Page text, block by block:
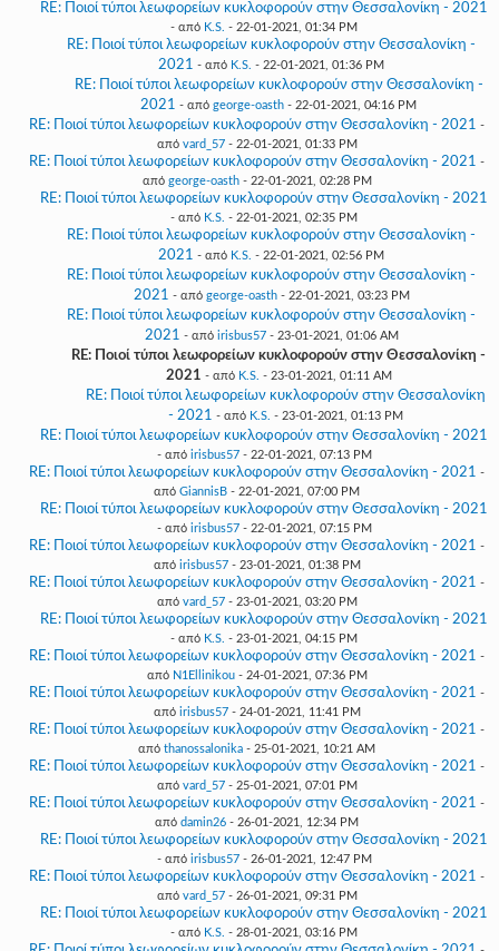
RE: Ποιοί τύποι λεωφορείων κυκλοφορούν στην Θεσσαλονίκη - 2021
- από K.S. - 22-01-2021, 01:34 PM
RE: Ποιοί τύποι λεωφορείων κυκλοφορούν στην Θεσσαλονίκη -
2021 - από K.S. - 22-01-2021, 01:36 PM
RE: Ποιοί τύποι λεωφορείων κυκλοφορούν στην Θεσσαλονίκη -
2021 - από george-oasth - 22-01-2021, 04:16 PM
RE: Ποιοί τύποι λεωφορείων κυκλοφορούν στην Θεσσαλονίκη - 2021 -
από vard_57- 22-01-2021, 01:33 PM
RE: Ποιοί τύποι λεωφορείων κυκλοφορούν στην Θεσσαλονίκη - 2021 -
από george-oasth- 22-01-2021, 02:28 PM
RE: Ποιοί τύποι λεωφορείων κυκλοφορούν στην Θεσσαλονίκη - 2021
- από K.S. - 22-01-2021, 02:35 PM
RE: Ποιοί τύποι λεωφορείων κυκλοφορούν στην Θεσσαλονίκη -
2021 - από K.S. - 22-01-2021, 02:56 PM
RE: Ποιοί τύποι λεωφορείων κυκλοφορούν στην Θεσσαλονίκη -
2021 - από george-oasth- 22-01-2021, 03:23 PM
RE: Ποιοί τύποι λεωφορείων κυκλοφορούν στην Θεσσαλονίκη -
2021 - από irisbus57- 23-01-2021, 01:06 AM
RE: Ποιοί τύποι λεωφορείων κυκλοφορούν στην Θεσσαλονίκη -
2021 - από K.S. - 23-01-2021, 01:11 AM
RE: Ποιοί τύποι λεωφορείων κυκλοφορούν στην Θεσσαλονίκη
- 2021 - από K.S. - 23-01-2021, 01:13 PM
RE: Ποιοί τύποι λεωφορείων κυκλοφορούν στην Θεσσαλονίκη - 2021
- από irisbus57- 22-01-2021, 07:13 PM
RE: Ποιοί τύποι λεωφορείων κυκλοφορούν στην Θεσσαλονίκη - 2021 -
από GiannisB - 22-01-2021, 07:00 PM
RE: Ποιοί τύποι λεωφορείων κυκλοφορούν στην Θεσσαλονίκη - 2021
- από irisbus57- 22-01-2021, 07:15 PM
RE: Ποιοί τύποι λεωφορείων κυκλοφορούν στην Θεσσαλονίκη - 2021 -
από irisbus57- 23-01-2021, 01:38 PM
RE: Ποιοί τύποι λεωφορείων κυκλοφορούν στην Θεσσαλονίκη - 2021 -
από vard_57- 23-01-2021, 03:20 PM
RE: Ποιοί τύποι λεωφορείων κυκλοφορούν στην Θεσσαλονίκη - 2021
- από K.S. - 23-01-2021, 04:15 PM
RE: Ποιοί τύποι λεωφορείων κυκλοφορούν στην Θεσσαλονίκη - 2021 -
από N1Ellinikou- 24-01-2021, 07:36 PM
RE: Ποιοί τύποι λεωφορείων κυκλοφορούν στην Θεσσαλονίκη - 2021 -
από irisbus57- 24-01-2021, 11:41 PM
RE: Ποιοί τύποι λεωφορείων κυκλοφορούν στην Θεσσαλονίκη - 2021 -
από thanossalonika - 25-01-2021, 10:21 AM
RE: Ποιοί τύποι λεωφορείων κυκλοφορούν στην Θεσσαλονίκη - 2021 -
από vard_57- 25-01-2021, 07:01 PM
RE: Ποιοί τύποι λεωφορείων κυκλοφορούν στην Θεσσαλονίκη - 2021 -
από damin26 - 26-01-2021, 12:34 PM
RE: Ποιοί τύποι λεωφορείων κυκλοφορούν στην Θεσσαλονίκη - 2021
- από irisbus57- 26-01-2021, 12:47 PM
RE: Ποιοί τύποι λεωφορείων κυκλοφορούν στην Θεσσαλονίκη - 2021 -
από vard_57- 26-01-2021, 09:31 PM
RE: Ποιοί τύποι λεωφορείων κυκλοφορούν στην Θεσσαλονίκη - 2021
- από K.S. - 28-01-2021, 03:16 PM